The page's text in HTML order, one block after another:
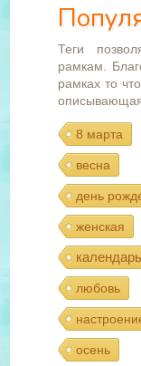
Теги
рамкам.
рамках то
8 марта
весна
день
женская
календарь
любовь
осень